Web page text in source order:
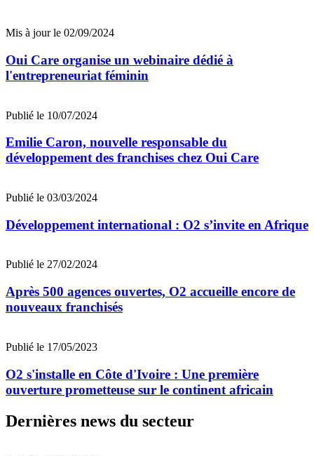
Mis à jour le 02/09/2024
Oui Care organise un webinaire dédié à
l'entrepreneuriat féminin
Publié le 10/07/2024
Emilie Caron, nouvelle responsable du
développement des franchises chez Oui Care
Publié le 03/03/2024
Développement international : O2 s’invite en Afrique
Publié le 27/02/2024
Après 500 agences ouvertes, O2 accueille encore de
nouveaux franchisés
Publié le 17/05/2023
O2 s'installe en Côte d'Ivoire : Une première
ouverture prometteuse sur le continent africain
Dernières news du secteur